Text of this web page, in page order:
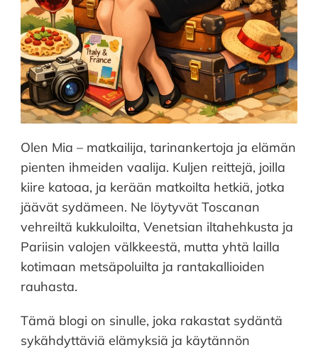
Olen Mia – matkailija, tarinankertoja ja elämän
pienten ihmeiden vaalija. Kuljen reittejä, joilla
kiire katoaa, ja kerään matkoilta hetkiä, jotka
jäävät sydämeen. Ne löytyvät Toscanan
vehreiltä kukkuloilta, Venetsian iltahehkusta ja
Pariisin valojen välkkeestä, mutta yhtä lailla
kotimaan metsäpoluilta ja rantakallioiden
rauhasta.
Tämä blogi on sinulle, joka rakastat sydäntä
sykähdyttäviä elämyksiä ja käytännön